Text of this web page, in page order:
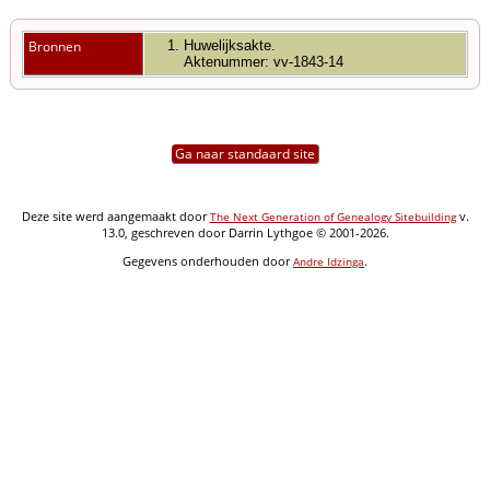
Bronnen
Huwelijksakte.
Aktenummer: vv-1843-14
Ga naar standaard site
Deze site werd aangemaakt doorThe Next Generation of Genealogy Sitebuildingv.
13.0, geschreven door Darrin Lythgoe © 2001-2026.
Gegevens onderhouden doorAndre Idzinga.